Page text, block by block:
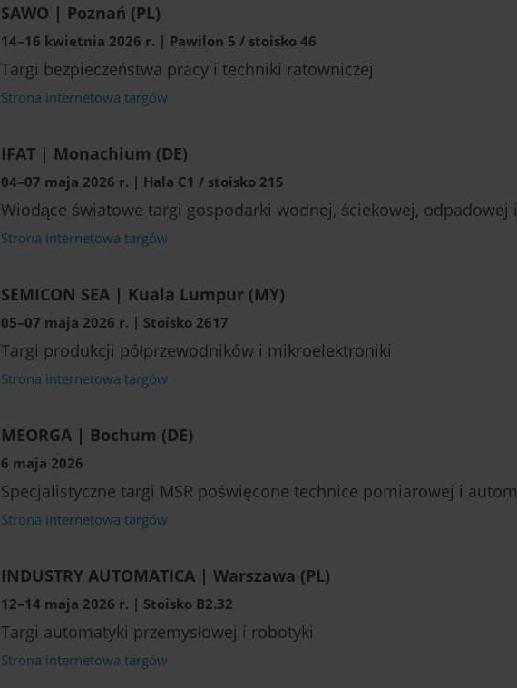
SAWO | Poznań (PL)
14–16 kwietnia 2026 r. | Pawilon 5 / stoisko 46
Targi bezpieczeństwa pracy i techniki ratowniczej
Strona internetowa targów
IFAT | Monachium (DE)
04–07 maja 2026 r. | Hala C1 / stoisko 215
Wiodące światowe targi gospodarki wodnej, ściekowej, odpadowej
Strona internetowa targów
SEMICON SEA | Kuala Lumpur (MY)
05–07 maja 2026 r. | Stoisko 2617
Targi produkcji półprzewodników i mikroelektroniki
Strona internetowa targów
MEORGA | Bochum (DE)
6 maja 2026
Specjalistyczne targi MSR poświęcone technice pomiarowej i
Strona internetowa targów
INDUSTRY AUTOMATICA | Warszawa (PL)
12–14 maja 2026 r. | Stoisko B2.32
Targi automatyki przemysłowej i robotyki
Strona internetowa targów